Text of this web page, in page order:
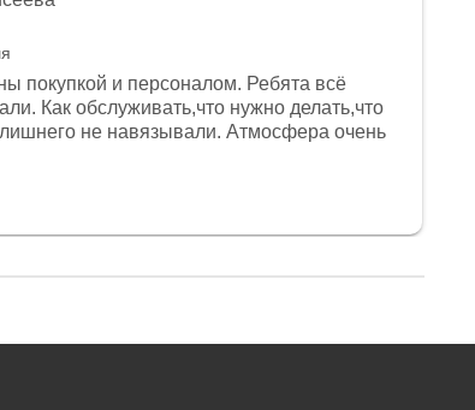
покупкой и персоналом. Ребята всё
Как обслуживать,что нужно делать,что
не навязывали. Атмосфера очень
Дмитрию, за клиентоориентированность и